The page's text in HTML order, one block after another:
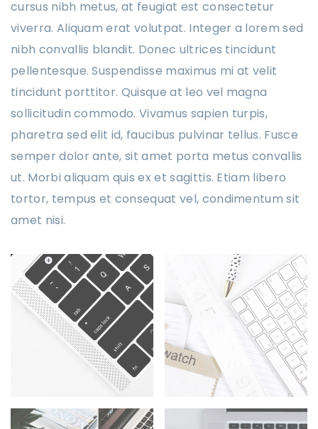
cursus nibh metus, at feugiat est consectetur
viverra. Aliquam erat volutpat. Integer a lorem sed
nibh convallis blandit. Donec ultrices tincidunt
pellentesque. Suspendisse maximus mi at velit
tincidunt porttitor. Quisque at leo vel magna
sollicitudin commodo. Vivamus sapien turpis,
pharetra sed elit id, faucibus pulvinar tellus. Fusce
semper dolor ante, sit amet porta metus convallis
ut. Morbi aliquam quis ex et sagittis. Etiam libero
tortor, tempus et consequat vel, condimentum sit
amet nisi.